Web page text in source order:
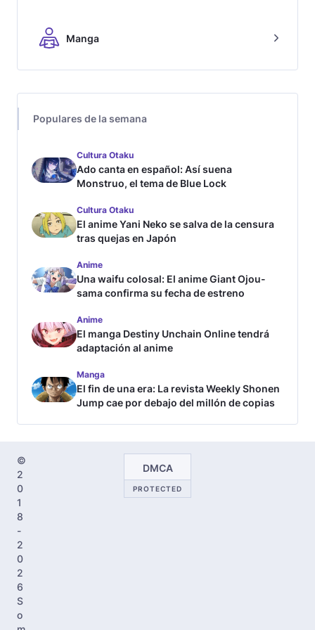
Manga
Populares de la semana
Cultura Otaku
Ado canta en español: Así suena
Monstruo, el tema de Blue Lock
Cultura Otaku
El anime Yani Neko se salva de la censura
tras quejas en Japón
Anime
Una waifu colosal: El anime Giant Ojou-
sama confirma su fecha de estreno
Anime
El manga Destiny Unchain Online tendrá
adaptación al anime
Manga
El fin de una era: La revista Weekly Shonen
Jump cae por debajo del millón de copias
©
2
0
1
8
-
2
0
2
6
S
o
DMCA
PROTECTED